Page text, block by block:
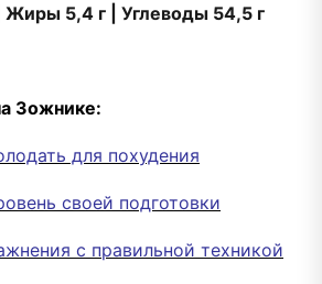
Жиры 5,4 г | Углеводы 54,5 г
Зожнике:
для похудения
своей подготовки
с правильной техникой